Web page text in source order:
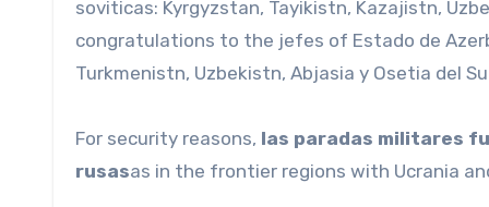
soviticas: Kyrgyzstan, Tayikistn, Kazajistn,
congratulations to the jefes of Estado de
Turkmenistn, Uzbekistn, Abjasia y Osetia del
For security reasons, las paradas militares
rusasas in the frontier regions with Ucrania